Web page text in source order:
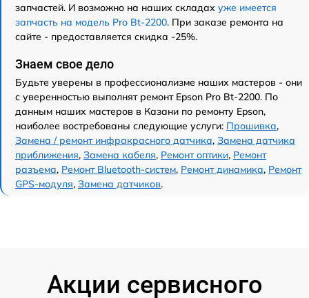
запчастей. И возможно на наших складах уже имеется
запчасть на модель Pro Bt-2200. При заказе ремонта на
сайте - предоставляется скидка -25%.
Знаем свое дело
Будьте уверены в профессионализме наших мастеров - они
с уверенностью выполнят ремонт Epson Pro Bt-2200. По
данным наших мастеров в Казани по ремонту Epson,
наиболее востребованы следующие услуги: Прошивка,
Замена / ремонт инфракрасного датчика, Замена датчика
приближения, Замена кабеля, Ремонт оптики, Ремонт
разъема, Ремонт Bluetooth-систем, Ремонт динамика, Ремонт
GPS-модуля, Замена датчиков.
Акции сервисного